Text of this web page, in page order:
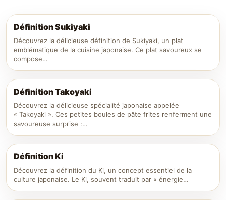
Définition Sukiyaki
Découvrez la délicieuse définition de Sukiyaki, un plat
emblématique de la cuisine japonaise. Ce plat savoureux se
compose…
Définition Takoyaki
Découvrez la délicieuse spécialité japonaise appelée
« Takoyaki ». Ces petites boules de pâte frites renferment une
savoureuse surprise :…
Définition Ki
Découvrez la définition du Ki, un concept essentiel de la
culture japonaise. Le Ki, souvent traduit par « énergie…